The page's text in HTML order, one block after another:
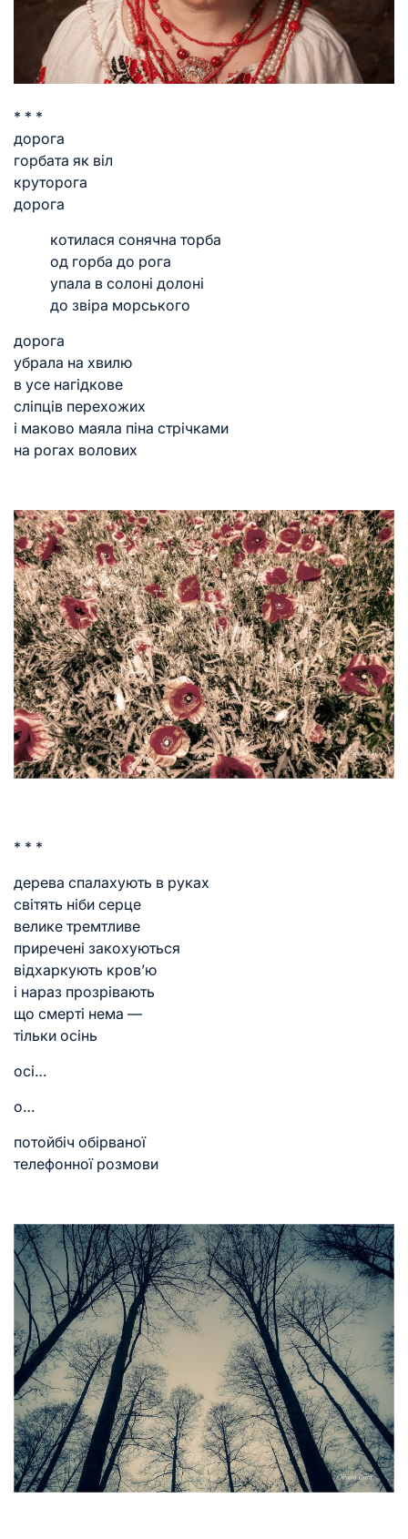
* * *
дорога
горбата як віл
круторога
дорога
котилася сонячна торба
од горба до рога
упала в солоні долоні
до звіра морського
дорога
убрала на хвилю
в усе нагідкове
сліпців перехожих
і маково маяла піна стрічками
на рогах волових
* * *
дерева спалахують в руках
світять ніби серце
велике тремтливе
приречені закохуються
відхаркують кров’ю
і нараз прозрівають
що смерті нема —
тільки осінь
осі…
о…
потойбіч обірваної
телефонної розмови